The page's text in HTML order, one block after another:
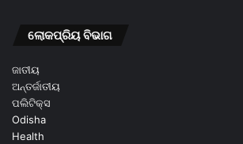
ଲୋକପ୍ରିୟ ବିଭାଗ
ଜାତୀୟ
ଅନ୍ତର୍ଜାତୀୟ
ପଲିଟିକ୍ସ
Odisha
Health